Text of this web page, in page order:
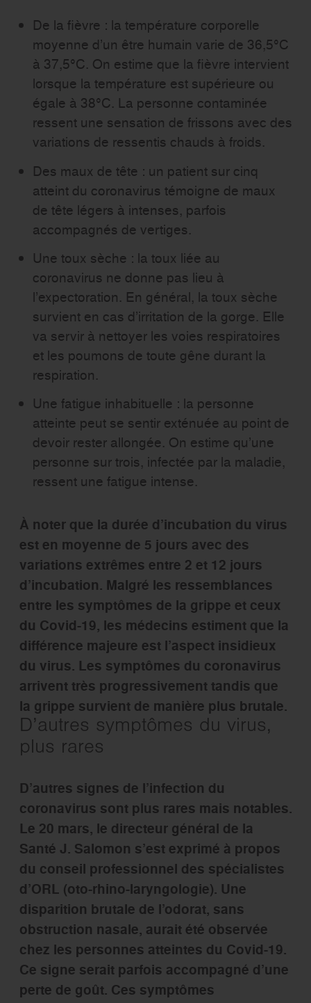
De la fièvre : la température corporelle
moyenne d’un être humain varie de 36,5°C
à 37,5°C. On estime que la fièvre intervient
lorsque la température est supérieure ou
égale à 38°C. La personne contaminée
ressent une sensation de frissons avec des
variations de ressentis chauds à froids.
Des maux de tête : un patient sur cinq
atteint du coronavirus témoigne de maux
de tête légers à intenses, parfois
accompagnés de vertiges.
Une toux sèche : la toux liée au
coronavirus ne donne pas lieu à
l’expectoration. En général, la toux sèche
survient en cas d’irritation de la gorge. Elle
va servir à nettoyer les voies respiratoires
et les poumons de toute gêne durant la
respiration.
Une fatigue inhabituelle : la personne
atteinte peut se sentir exténuée au point de
devoir rester allongée. On estime qu’une
personne sur trois, infectée par la maladie,
ressent une fatigue intense.
À noter que la durée d’incubation du virus
est en moyenne de 5 jours avec des
variations extrêmes entre 2 et 12 jours
d’incubation. Malgré les ressemblances
entre les symptômes de la grippe et ceux
du Covid-19, les médecins estiment que la
différence majeure est l’aspect insidieux
du virus. Les symptômes du coronavirus
arrivent très progressivement tandis que
la grippe survient de manière plus brutale.
D’autres symptômes du virus,
plus rares
D’autres signes de l’infection du
coronavirus sont plus rares mais notables.
Le 20 mars, le directeur général de la
Santé J. Salomon s’est exprimé à propos
du conseil professionnel des spécialistes
d’ORL (oto-rhino-laryngologie). Une
disparition brutale de l’odorat, sans
obstruction nasale, aurait été observée
chez les personnes atteintes du Covid-19.
Ce signe serait parfois accompagné d’une
perte de goût. Ces symptômes